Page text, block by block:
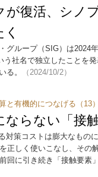
が復活、シノ
グループ（SIG）は2024
社名で独立したことを
る。
（2024/10/2）
と有機的につなげる（13
らない「接
対策コストは膨大なもの
正しく使いこなし、その
回に引き続き「接触要素